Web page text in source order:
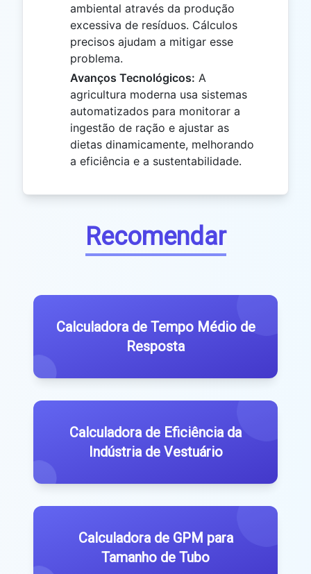
ambiental através da produção
excessiva de resíduos. Cálculos
precisos ajudam a mitigar esse
problema.
Avanços Tecnológicos: A
agricultura moderna usa sistemas
automatizados para monitorar a
ingestão de ração e ajustar as
dietas dinamicamente, melhorando
a eficiência e a sustentabilidade.
Recomendar
Calculadora de Tempo Médio de
Resposta
Calculadora de Eficiência da
Indústria de Vestuário
Calculadora de GPM para
Tamanho de Tubo